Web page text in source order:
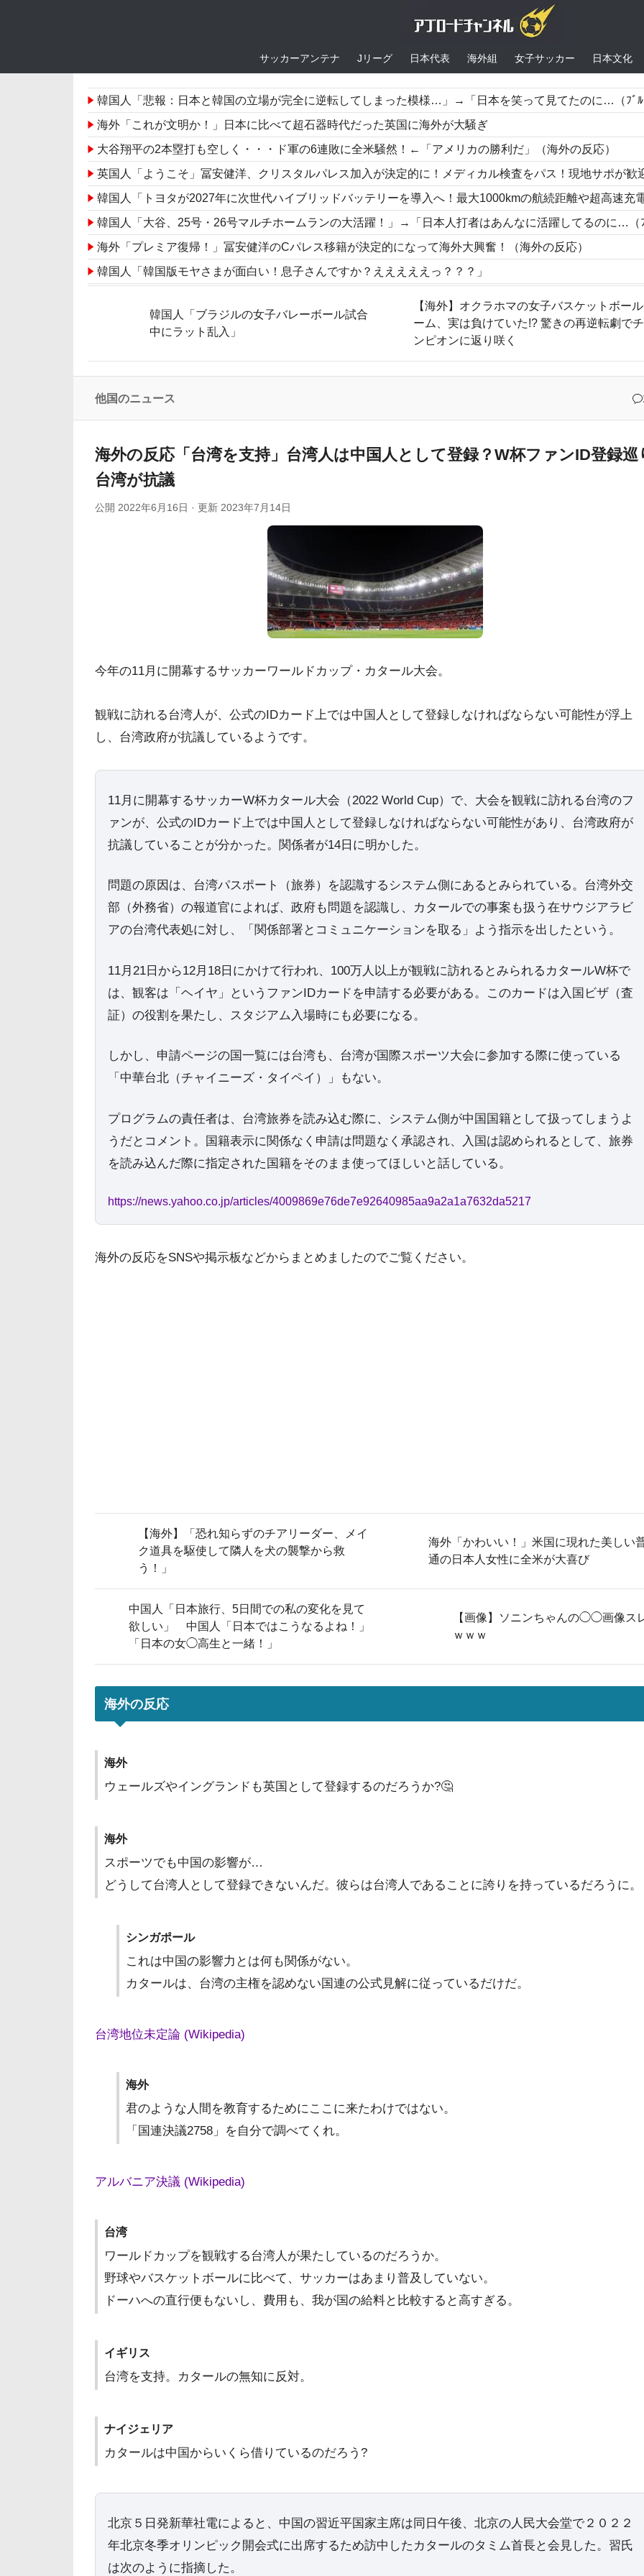
サッカーアンテナ Jリーグ 日本代表 海外組 女子サッカー 日本文化
韓国人「悲報：日本と韓国の立場が完全に逆転してしまった模様…」→「日本を笑って見てたのに…（ﾌﾞﾙﾌﾞﾙ」＝韓国の反
海外「これが文明か！」日本に比べて超石器時代だった英国に海外が大騒ぎ
大谷翔平の2本塁打も空しく・・・ド軍の6連敗に全米騒然！←「アメリカの勝利だ」（海外の反応）
英国人「ようこそ」冨安健洋、クリスタルパレス加入が決定的に！メディカル検査をパス！現地サポが歓迎！アーセナルファンも祝福！【海外の反応
韓国人「トヨタが2027年に次世代ハイブリッドバッテリーを導入へ！最大1000kmの航続距離や超高速充電を目指す
韓国人「大谷、25号・26号マルチホームランの大活躍！」→「日本人打者はあんなに活躍してるのに…（ﾌﾞﾙﾌﾞﾙ」＝韓国の反
海外「プレミア復帰！」冨安健洋のCパレス移籍が決定的になって海外大興奮！（海外の反応）
韓国人「韓国版モヤさまが面白い！息子さんですか？えええええっ？？？」
大谷翔平が今永昇太から第25号先頭打者ホームラン！←「GOAT」（海外の反応）
海外「その通り！」日本人ならどこでも発展させると語る世界的大富豪に海外が大騒ぎ
韓国人「日本で創業100年を迎えたパンケーキ屋のクオリティをご覧ください…」→「日本人が好きそう…（ﾌﾞﾙﾌﾞﾙ」＝韓国の反
海外「日本の電車旅で最高に気分を上げてくれるものがコレ！」→「分かるよ、凄くワクワクする・・・！」【海外の反応
韓国人「ブラジルの女子バレーボール試合
中にラット乱入」
【海外】オクラホマの女子バスケットボー
ーム、実は負けていた!? 驚きの再逆転劇で
ンピオンに返り咲く
他国のニュース
海外の反応「台湾を支持」台湾人は中国人として登録？W杯ファンID登録巡
台湾が抗議
公開 2022年6月16日 · 更新 2023年7月14日
今年の11月に開幕するサッカーワールドカップ・カタール大会。
観戦に訪れる台湾人が、公式のIDカード上では中国人として登録しなければならない可能性が浮上
し、台湾政府が抗議しているようです。
11月に開幕するサッカーW杯カタール大会（2022 World Cup）で、大会を観戦に訪れる台湾のフ
ァンが、公式のIDカード上では中国人として登録しなければならない可能性があり、台湾政府が
抗議していることが分かった。関係者が14日に明かした。
問題の原因は、台湾パスポート（旅券）を認識するシステム側にあるとみられている。台湾外交
部（外務省）の報道官によれば、政府も問題を認識し、カタールでの事案も扱う在サウジアラビ
アの台湾代表処に対し、「関係部署とコミュニケーションを取る」よう指示を出したという。
11月21日から12月18日にかけて行われ、100万人以上が観戦に訪れるとみられるカタールW杯で
は、観客は「ヘイヤ」というファンIDカードを申請する必要がある。このカードは入国ビザ（査
証）の役割を果たし、スタジアム入場時にも必要になる。
しかし、申請ページの国一覧には台湾も、台湾が国際スポーツ大会に参加する際に使っている
「中華台北（チャイニーズ・タイペイ）」もない。
プログラムの責任者は、台湾旅券を読み込む際に、システム側が中国国籍として扱ってしまうよ
うだとコメント。国籍表示に関係なく申請は問題なく承認され、入国は認められるとして、旅券
を読み込んだ際に指定された国籍をそのまま使ってほしいと話している。
https://news.yahoo.co.jp/articles/4009869e76de7e92640985aa9a2a1a7632da5217
海外の反応をSNSや掲示板などからまとめましたのでご覧ください。
【海外】「恐れ知らずのチアリーダー、メイ
ク道具を駆使して隣人を犬の襲撃から救
う！」
海外「かわいい！」米国に現れた美しい
通の日本人女性に全米が大喜び
中国人「日本旅行、5日間での私の変化を見て
欲しい」 中国人「日本ではこうなるよね！」
「日本の女◯高生と一緒！」
【画像】ソニンちゃんの◯◯画像ス
ｗｗｗ
海外の反応
海外
ウェールズやイングランドも英国として登録するのだろうか?🤔
海外
スポーツでも中国の影響が…
どうして台湾人として登録できないんだ。彼らは台湾人であることに誇りを持っているだろうに。
シンガポール
これは中国の影響力とは何も関係がない。
カタールは、台湾の主権を認めない国連の公式見解に従っているだけだ。
台湾地位未定論 (Wikipedia)
海外
君のような人間を教育するためにここに来たわけではない。
「国連決議2758」を自分で調べてくれ。
アルバニア決議 (Wikipedia)
台湾
ワールドカップを観戦する台湾人が果たしているのだろうか。
野球やバスケットボールに比べて、サッカーはあまり普及していない。
ドーハへの直行便もないし、費用も、我が国の給料と比較すると高すぎる。
イギリス
台湾を支持。カタールの無知に反対。
ナイジェリア
カタールは中国からいくら借りているのだろう?
北京５日発新華社電によると、中国の習近平国家主席は同日午後、北京の人民大会堂で２０２２
年北京冬季オリンピック開会式に出席するため訪中したカタールのタミム首長と会見した。習氏
は次のように指摘した。